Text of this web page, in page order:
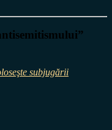
subjugării